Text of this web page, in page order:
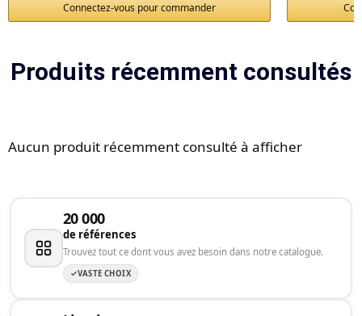
Connectez-vous pour commander
Produits récemment consultés
Aucun produit récemment consulté à afficher
20 000
de références
Trouvez tout ce dont vous avez besoin dans notre catalogue.
VASTE CHOIX